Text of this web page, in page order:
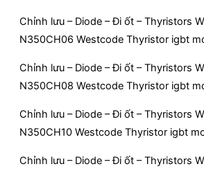
Chỉnh lưu – Diode – Đi ốt – Thyristors
N350CH06 Westcode Thyristor igbt
Chỉnh lưu – Diode – Đi ốt – Thyristors
N350CH08 Westcode Thyristor igbt
Chỉnh lưu – Diode – Đi ốt – Thyristors
N350CH10 Westcode Thyristor igbt
Chỉnh lưu – Diode – Đi ốt – Thyristors